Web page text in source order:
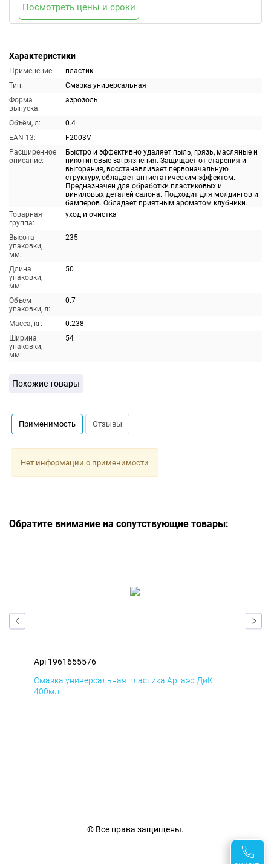
Характеристики
Применение:
пластик
Тип:
Смазка универсальная
Форма
выпуска:
аэрозоль
Объём, л:
0.4
EAN-13:
F2003V
Расширенное
описание:
Быстро и эффективно удаляет пыль, грязь, масляные и
никотиновые загрязнения. Защищает от старения и
выгорания, восстанавливает первоначальную
структуру, обладает антистатическим эффектом.
Предназначен для обработки пластиковых и
виниловых деталей салона. Подходит для молдингов и
бамперов. Обладает приятным ароматом клубники.
Товарная
группа:
уход и очистка
Высота
упаковки,
мм:
235
Длина
упаковки,
мм:
50
Объем
упаковки, л:
0.7
Масса, кг:
0.238
Ширина
упаковки,
мм:
54
Посмотреть цены и сроки
Похожие товары
Применимость Отзывы
Нет информации о применимости
Обратите внимание на сопутствующие товары:
Api 1961655576
Смазка универсальная пластика Api аэр ДиК
400мл
© Все права защищены.